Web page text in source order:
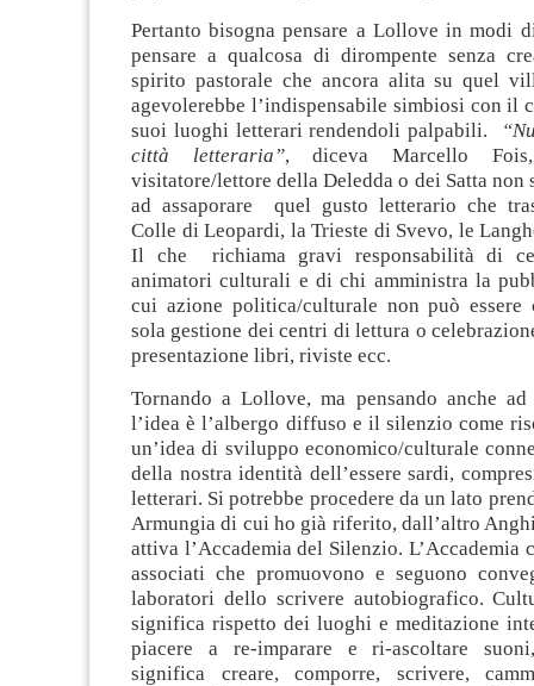
Pertanto bisogna pensare a Lollove in modi
pensare a qualcosa di dirompente senza
spirito pastorale che ancora alita su quel
agevolerebbe l’indispensabile simbiosi con il
suoi luoghi letterari rendendoli palpabili.
città letteraria”, diceva Marcello
visitatore/lettore della Deledda o dei Satta non
ad assaporare quel gusto letterario che
Colle di Leopardi, la Trieste di Svevo, le
Il che richiama gravi responsabilità di
animatori culturali e di chi amministra la
cui azione politica/culturale non può essere
sola gestione dei centri di lettura o
presentazione libri, riviste ecc.
Tornando a Lollove, ma pensando anche
l’idea è l’albergo diffuso e il silenzio come
un’idea di sviluppo economico/culturale
della nostra identità dell’essere sardi,
letterari. Si potrebbe procedere da un lato
Armungia di cui ho già riferito, dall’altro
attiva l’Accademia del Silenzio. L’Accademia
associati che promuovono e seguono
laboratori dello scrivere autobiografico.
significa rispetto dei luoghi e meditazione
piacere a re-imparare e ri-ascoltare
significa creare, comporre, scrivere,